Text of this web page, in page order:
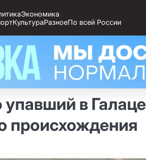
Экономика
КультураРазноеПо всей России
в Галаце
происхождения